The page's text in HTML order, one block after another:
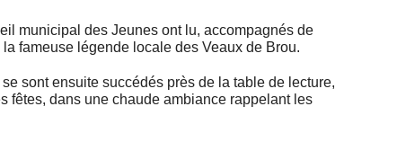
municipal des Jeunes ont lu, accompagnés de
fameuse légende locale des Veaux de Brou.
sont ensuite succédés près de la table de lecture,
fêtes, dans une chaude ambiance rappelant les